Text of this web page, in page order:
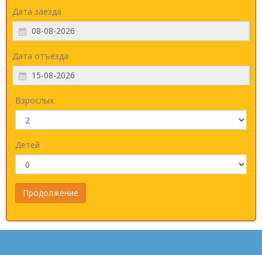
Дата заезда
Дата отъезда
Взрослых
Детей